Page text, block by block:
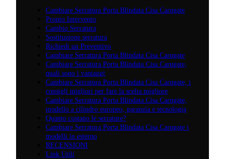
Cambiare Serratura Porta Blindata Cisa Carugate
Pronto Intervento
Cambio Serratura
Sostituzione serratura
Richiedi un Preventivo
Cambiare Serratura Porta Blindata Cisa Carugate
Cambiare Serratura Porta Blindata Cisa Carugate,
quali sono i vantaggi
Cambiare Serratura Porta Blindata Cisa Carugate, i
consigli migliori per fare la scelta migliore
Cambiare Serratura Porta Blindata Cisa Carugate,
modello a cilindro europeo, garanzia e tecnologia
Quanto costano le serrature?
Cambiare Serratura Porta Blindata Cisa Carugate i
modelli in esterno
RECENSIONI
Link Utili